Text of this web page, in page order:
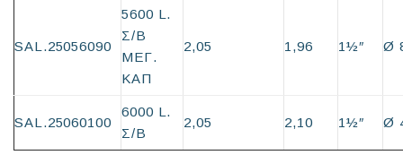
SAL.25056090
5600 L.
Σ/Β
ΜΕΓ.
ΚΑΠ
2,05 1,96 1½″ Ø
SAL.25060100
6000 L.
Σ/Β
2,05 2,10 1½″ Ø